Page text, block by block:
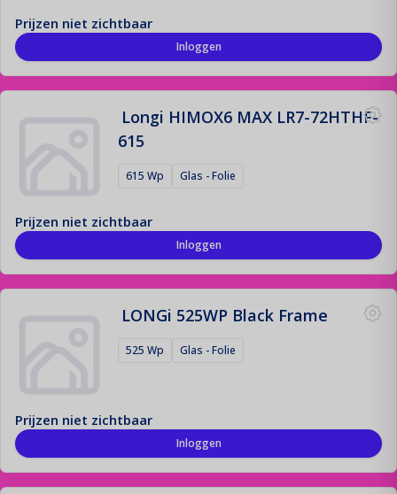
Prijzen niet zichtbaar
Inloggen
Longi HIMOX6 MAX LR7-72HTHF-
615
615 Wp Glas - Folie
Prijzen niet zichtbaar
Inloggen
LONGi 525WP Black Frame
525 Wp Glas - Folie
Prijzen niet zichtbaar
Inloggen